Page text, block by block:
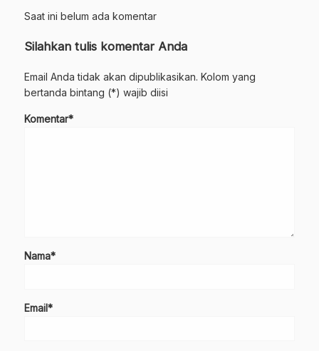
Saat ini belum ada komentar
Silahkan tulis komentar Anda
Email Anda tidak akan dipublikasikan. Kolom yang
bertanda bintang (*) wajib diisi
Komentar*
Nama*
Email*